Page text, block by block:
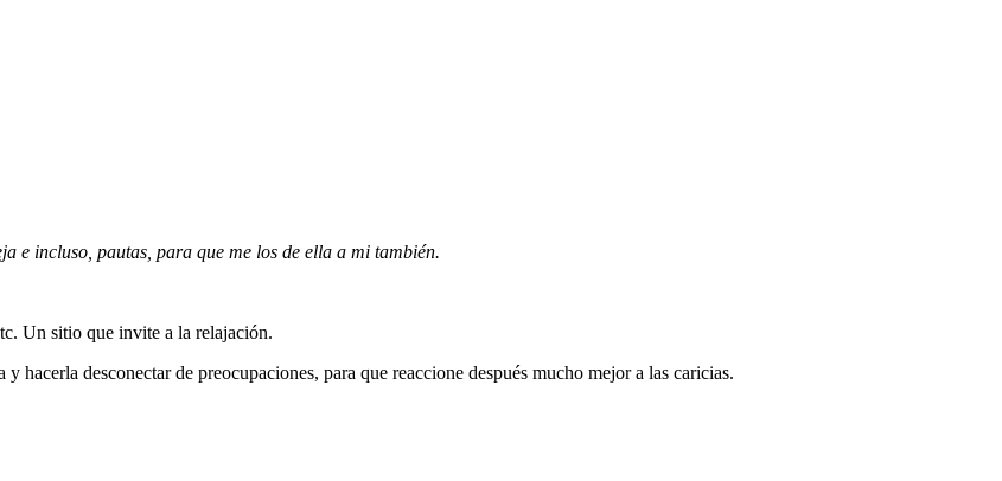
e incluso, pautas, para que me los de ella a mi también.
Un sitio que invite a la relajación.
desconectar de preocupaciones, para que reaccione después mucho mejor a las caricias.